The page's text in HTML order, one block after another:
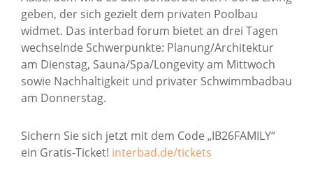
geben, der sich gezielt dem privaten Poolbau
widmet. Das interbad forum bietet an drei Tagen
wechselnde Schwerpunkte: Planung/Architektur
am Dienstag, Sauna/Spa/Longevity am Mittwoch
sowie Nachhaltigkeit und privater Schwimmbadbau
am Donnerstag.
Sichern Sie sich jetzt mit dem Code „IB26FAMILY“
ein Gratis-Ticket! interbad.de/tickets